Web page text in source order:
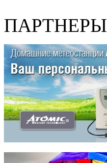
ПАРТНЕРЫ